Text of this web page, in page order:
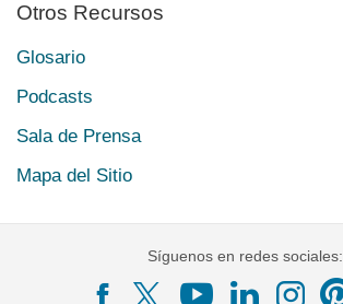
Otros Recursos
Glosario
Podcasts
Sala de Prensa
Mapa del Sitio
Síguenos en redes sociales: